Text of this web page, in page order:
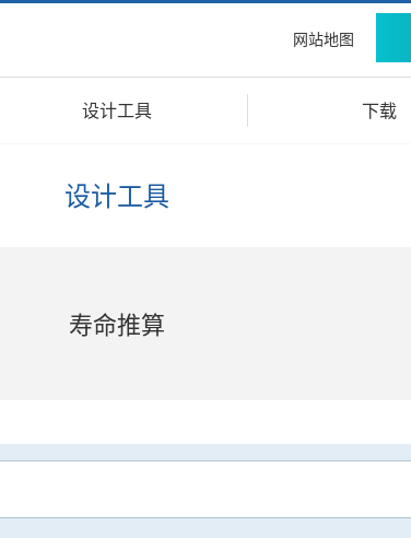
网站地图
设计工具 下载
设计工具
寿命推算